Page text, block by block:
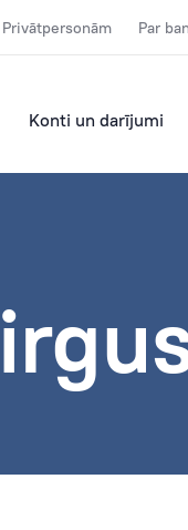
Privātpersonām Par
Konti un darījumi